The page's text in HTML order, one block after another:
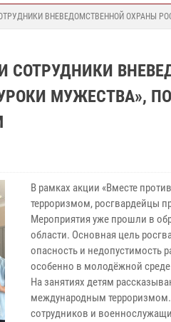
ВНЕВЕДОМСТВЕННОЙ ОХРАНЫ
СОТРУДНИКИ
МУЖЕСТВА»,
В рамках акции «Вместе
терроризмом, росгвардейцы
Мероприятия уже прошли в
области. Основная цель
опасность и недопустимость
особенно в молодёжной
На занятиях детям
международным
сотрудников и